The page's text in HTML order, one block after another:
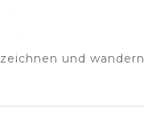
zeichnen und wandern